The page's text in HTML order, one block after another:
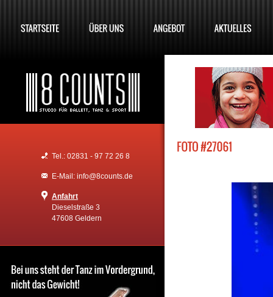
Tel.: 02831 - 97 72 26 8
E-Mail: info@8counts.de
Anfahrt
Dieselstraße 3
47608 Geldern